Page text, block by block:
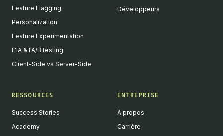
Feature Flagging
Personalization
Feature Experimentation
L'IA & l'A/B testing
Client-Side vs Server-Side
Développeurs
RESSOURCES
Success Stories
Academy
ENTREPRISE
À propos
Carrière